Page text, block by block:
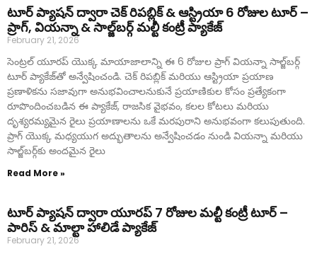
టూర్ ప్యాషన్ ద్వారా చెక్ రిపబ్లిక్ & ఆస్ట్రియా 6 రోజుల టూర్ –
ప్రాగ్, వియన్నా & సాల్జ్‌బర్గ్ మల్టీ కంట్రీ ప్యాకేజ్
February 21, 2026
సెంట్రల్ యూరప్ యొక్క మాయాజాలాన్ని ఈ 6 రోజుల ప్రాగ్ వియన్నా సాల్జ్‌బర్గ్
టూర్ ప్యాకేజ్‌తో అన్వేషించండి. చెక్ రిపబ్లిక్ మరియు ఆస్ట్రియా ప్రయాణ
ప్రణాళికను సజావుగా అనుభవించాలనుకునే ప్రయాణికుల కోసం ప్రత్యేకంగా
రూపొందించబడిన ఈ ప్యాకేజ్, రాజసిక వైభవం, కలల కోటలు మరియు
దృశ్యరమ్యమైన రైలు ప్రయాణాలను ఒకే మరపురాని అనుభవంగా కలుపుతుంది.
ప్రాగ్ యొక్క మధ్యయుగ అద్భుతాలను అన్వేషించడం నుండి వియన్నా మరియు
సాల్జ్‌బర్గ్‌కు అందమైన రైలు
Read More »
టూర్ ప్యాషన్ ద్వారా యూరప్ 7 రోజుల మల్టీ కంట్రీ టూర్ –
పారిస్ & మాల్టా హాలిడే ప్యాకేజ్
February 21, 2026